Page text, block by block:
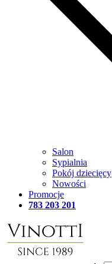
Salon
Sypialnia
Pokój dziecięcy
Nowości
Promocje
783 203 201